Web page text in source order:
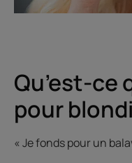
Qu’est-ce
pour
« Je fonds pour un